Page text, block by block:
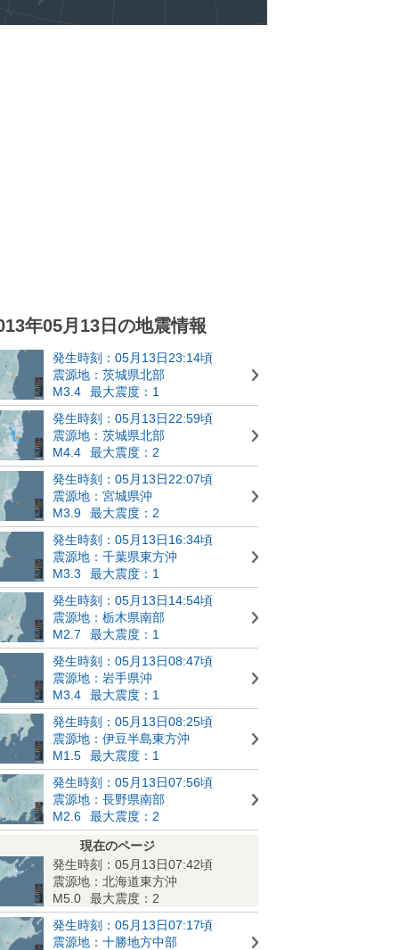
年05月13日の地震情報
発生時刻：05月13日23:14頃
震源地：茨城県北部
M3.4
最大震度：1
発生時刻：05月13日22:59頃
震源地：茨城県北部
M4.4
最大震度：2
発生時刻：05月13日22:07頃
震源地：宮城県沖
M3.9
最大震度：2
発生時刻：05月13日16:34頃
震源地：千葉県東方沖
M3.3
最大震度：1
発生時刻：05月13日14:54頃
震源地：栃木県南部
M2.7
最大震度：1
発生時刻：05月13日08:47頃
震源地：岩手県沖
M3.4
最大震度：1
発生時刻：05月13日08:25頃
震源地：伊豆半島東方沖
M1.5
最大震度：1
発生時刻：05月13日07:56頃
震源地：長野県南部
M2.6
最大震度：2
現在のページ
発生時刻：05月13日07:42頃
震源地：北海道東方沖
M5.0
最大震度：2
発生時刻：05月13日07:17頃
震源地：十勝地方中部